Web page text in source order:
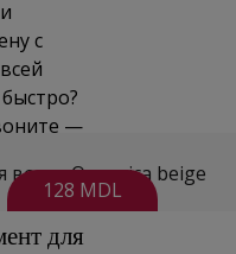
с
—
для
128 MDL